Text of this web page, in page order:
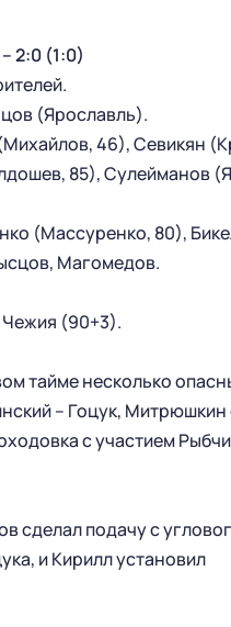
2:0 (1:0)
(Ярославль).
46), Севикян
85), Сулейманов
(Массуренко, 80),
Магомедов.
Чежия (90+3).
тайме несколько
– Гоцук, Митрюшкин
с участием
сделал подачу с
и Кирилл установил
СЕЗОН
КАЛЕНДАРЬ
КЛУБ